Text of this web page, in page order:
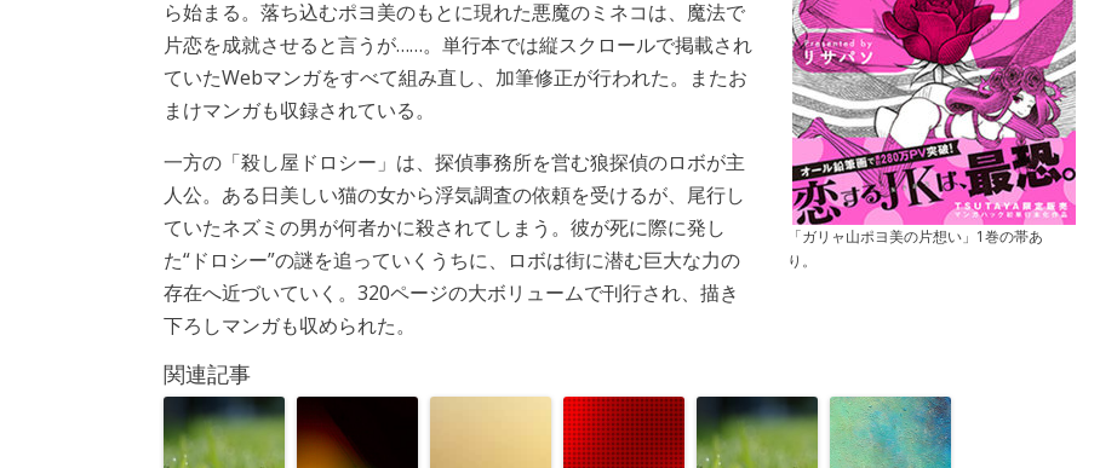
「ガリャ山ポヨ美の片想い」1巻の帯あ
り。
ら始まる。落ち込むポヨ美のもとに現れた悪魔のミネコは、魔法で
片恋を成就させると言うが……。単行本では縦スクロールで掲載され
ていたWebマンガをすべて組み直し、加筆修正が行われた。またお
まけマンガも収録されている。
一方の「殺し屋ドロシー」は、探偵事務所を営む狼探偵のロボが主
人公。ある日美しい猫の女から浮気調査の依頼を受けるが、尾行し
ていたネズミの男が何者かに殺されてしまう。彼が死に際に発し
た“ドロシー”の謎を追っていくうちに、ロボは街に潜む巨大な力の
存在へ近づいていく。320ページの大ボリュームで刊行され、描き
下ろしマンガも収められた。
関連記事